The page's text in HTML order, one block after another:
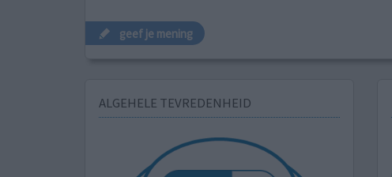
geef je mening
ALGEHELE TEVREDENHEID